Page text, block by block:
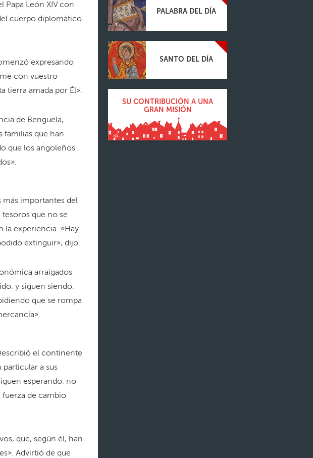
Papa León XIV con
cuerpo diplomático
expresando
con vuestro
tierra amada por Él».
de Benguela,
familias que han
que los angoleños
más importantes del
que no se
la experiencia. «Hay
extinguir», dijo.
arraigados
y siguen siendo,
que se rompa
el continente
particular a sus
esperando, no
de cambio
que, según él, han
Advirtió de que
PALABRA DEL DÍA
SANTO DEL DÍA
SU CONTRIBUCIÓN A UNA
GRAN MISIÓN